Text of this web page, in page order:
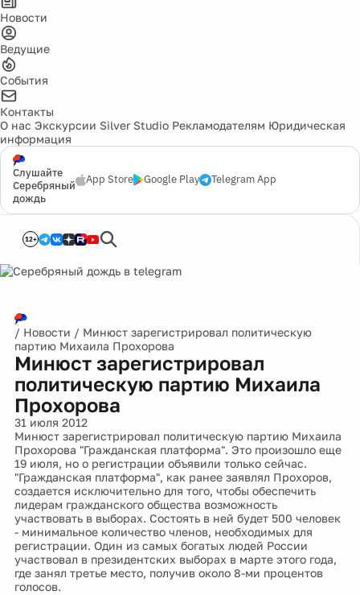
Новости
Ведущие
События
Контакты
О нас Экскурсии Silver Studio Рекламодателям Юридическая
информация
Слушайте
Серебряный
дождь
App Store Google Play Telegram App
12+
/ Новости / Минюст зарегистрировал политическую
партию Михаила Прохорова
Минюст зарегистрировал
политическую партию Михаила
Прохорова
31 июля 2012
Минюст зарегистрировал политическую партию Михаила
Прохорова "Гражданская платформа". Это произошло еще
19 июля, но о регистрации объявили только сейчас.
"Гражданская платформа", как ранее заявлял Прохоров,
создается исключительно для того, чтобы обеспечить
лидерам гражданского общества возможность
участвовать в выборах. Состоять в ней будет 500 человек
- минимальное количество членов, необходимых для
регистрации. Один из самых богатых людей России
участвовал в президентских выборах в марте этого года,
где занял третье место, получив около 8-ми процентов
голосов.